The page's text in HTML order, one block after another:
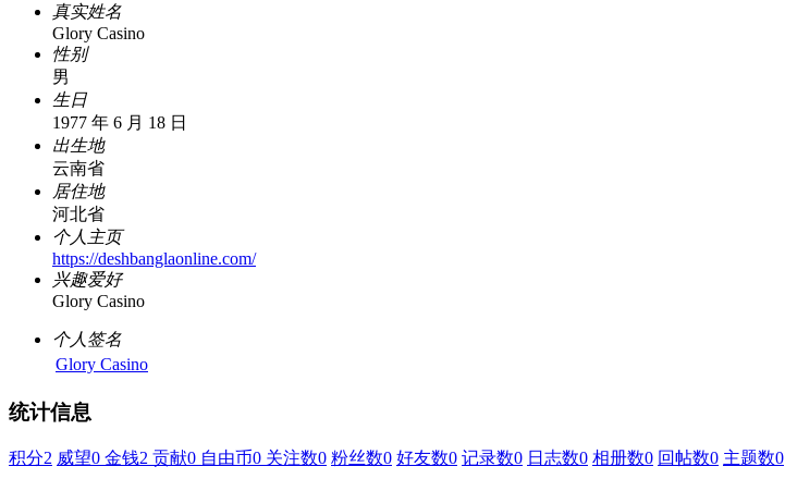
真实姓名
Glory Casino
性别
男
生日
1977 年 6 月 18 日
出生地
云南省
居住地
河北省
个人主页
https://deshbanglaonline.com/
兴趣爱好
Glory Casino
个人签名
Glory Casino
统计信息
积分2 威望0 金钱2 贡献0 自由币0 关注数0 粉丝数0 好友数0 记录数0 日志数0 相册数0 回帖数0 主题数0